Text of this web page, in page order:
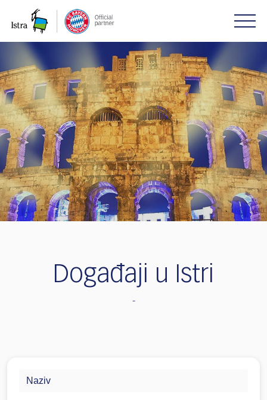
note:
website
includes
an
accessibility
system.
Događaji u Istri